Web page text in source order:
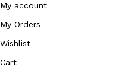
My account
My Orders
Wishlist
Cart